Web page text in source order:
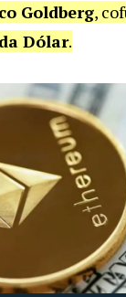
Goldberg,
Dólar.